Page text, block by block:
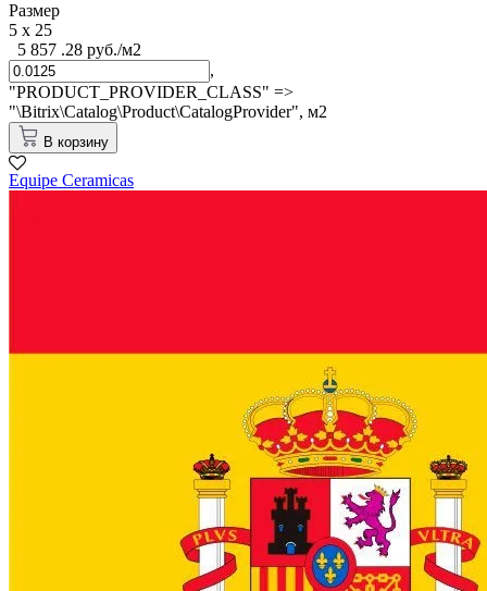
Размер
5 x 25
5 857 .28 руб./м2
,
"PRODUCT_PROVIDER_CLASS" =>
"\Bitrix\Catalog\Product\CatalogProvider", м2
В корзину
Equipe Cerаmicas